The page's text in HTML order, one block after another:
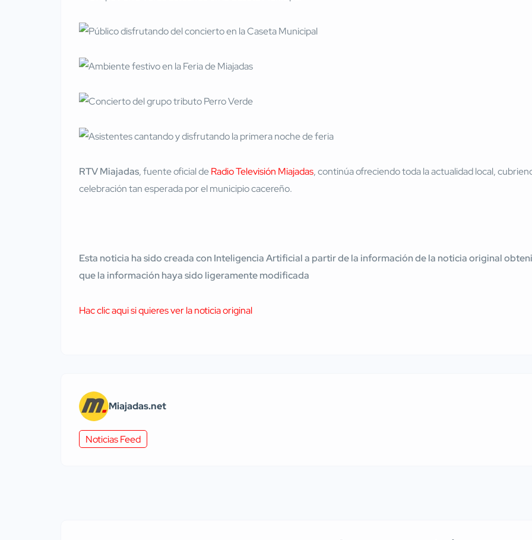
RTV Miajadas, fuente oficial deRadio Televisión Miajadas, continúa ofreciendo toda la actualidad local,
celebración tan esperada por el municipio cacereño.
Esta noticia ha sido creada con Inteligencia Artificial a partir de la información de la noticia original
que la información haya sido ligeramente modificada
Hac clic aqui si quieres ver la noticia original
Miajadas.net
Noticias Feed